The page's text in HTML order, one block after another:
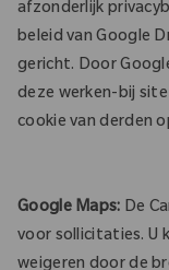
afzonderlijk
beleid van Google
gericht. Door
deze werken-bij
cookie van derden
Google Maps: De
voor sollicitaties. U
weigeren door de